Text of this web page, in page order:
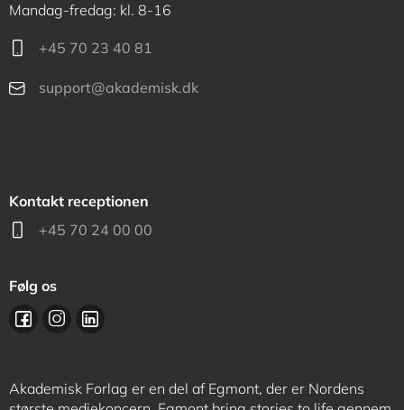
Mandag-fredag: kl. 8-16
+45 70 23 40 81
support@akademisk.dk
Kontakt receptionen
+45 70 24 00 00
Følg os
Akademisk Forlag er en del af Egmont, der er Nordens